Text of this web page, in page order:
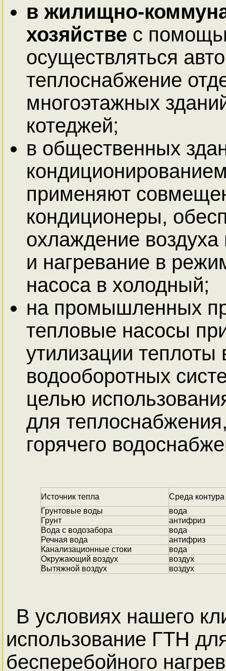
в жилищно-
хозяйстве с
осуществляться
теплоснабжение
многоэтажных
котеджей;
в общественных
применяют
кондиционеры,
охлаждение
и нагревание в
насоса в холодный;
на промышленных
тепловые насосы
утилизации теплоты
водооборотных
целью
для
горячего
Источник тепла
Среда контура
Грунтовые воды
вода
Грунт
антифриз
Вода с водозабора
вода
Речная вода
антифриз
Канализационные стоки
вода
Окружающий воздух
воздух
Вытяжной воздух
воздух
В условиях нашего
использование ГТН
бесперебойного